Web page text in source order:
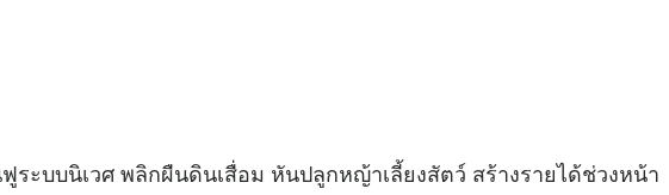
ระบบนิเวศ พลิกผืนดินเสื่อม หันปลูกหญ้าเลี้ยงสัตว์ สร้างรายได้ช่วงหน้า